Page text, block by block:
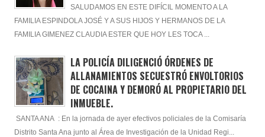
SALUDAMOS EN ESTE DIFÍCIL MOMENTO A LA
FAMILIA ESPINDOLA JOSÉ Y A SUS HIJOS Y HERMANOS DE LA
FAMILIA GIMENEZ CLAUDIA ESTER QUE HOY LES TOCA ...
LA POLICÍA DILIGENCIÓ ÓRDENES DE
ALLANAMIENTOS SECUESTRÓ ENVOLTORIOS
DE COCAINA Y DEMORÓ AL PROPIETARIO DEL
INMUEBLE.
SANTA ANA : En la jornada de ayer efectivos policiales de la Comisaría
Distrito Santa Ana junto al Área de Investigación de la Unidad Regi...